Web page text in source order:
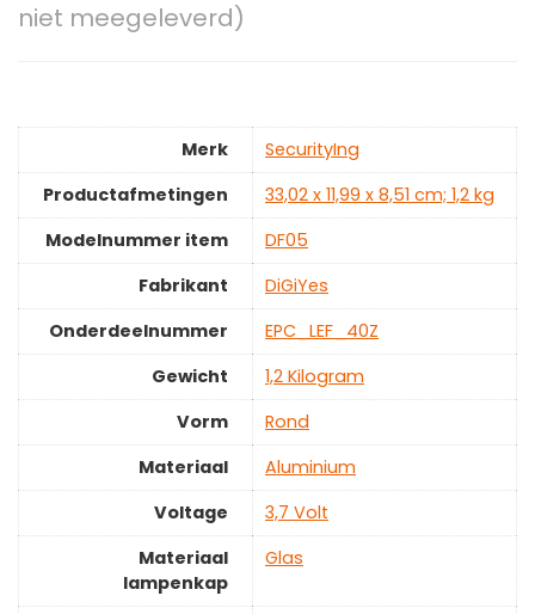
niet meegeleverd)
Merk
‎SecurityIng
Productafmetingen
‎33,02 x 11,99 x 8,51 cm; 1,2 kg
Modelnummer item
‎DF05
Fabrikant
‎DiGiYes
Onderdeelnummer
‎EPC_LEF_40Z
Gewicht
‎1,2 Kilogram
Vorm
‎Rond
Materiaal
‎Aluminium
Voltage
‎3,7 Volt
Materiaal
lampenkap
‎Glas